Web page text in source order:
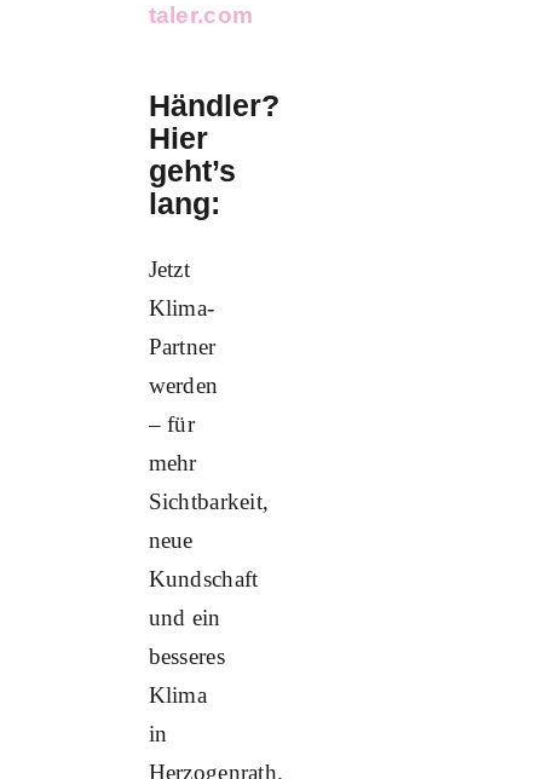
taler.com
Händler?
Hier
geht’s
lang:
Jetzt
Klima-
Partner
werden
– für
mehr
Sichtbarkeit,
neue
Kundschaft
und ein
besseres
Klima
in
Herzogenrath.